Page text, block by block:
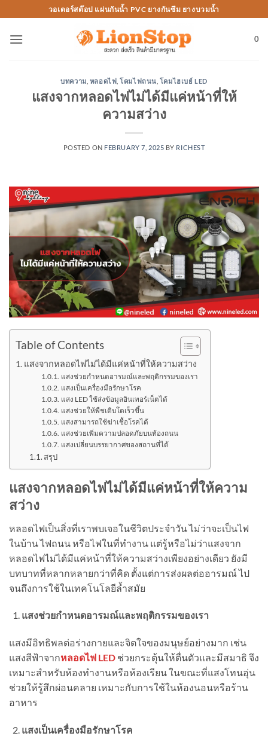
to
content
วอเตอร์สต๊อป แผ่นกันน้ำ PVC ยางกันซึม ยางบวมน้ำ
0
บทความ หลอดไฟ ,โคมไฟถนน โคมไฮเบย์ LED
แสงจากหลอดไฟไม่ได้มีแค่หน้าที่ให้
ความสว่าง
POSTED ON FEBRUARY 7, 2025 BY RICHEST
Table of Contents
แสงจากหลอดไฟไม่ได้มีแค่หน้าที่ให้ความสว่าง
แสงช่วยกำหนดอารมณ์และพฤติกรรมของเรา
แสงเป็นเครื่องมือรักษาโรค
แสง LED ใช้ส่งข้อมูลอินเทอร์เน็ตได้
แสงช่วยให้พืชเติบโตเร็วขึ้น
แสงสามารถใช้ฆ่าเชื้อโรคได้
แสงช่วยเพิ่มความปลอดภัยบนท้องถนน
แสงเปลี่ยนบรรยากาศของสถานที่ได้
สรุป
แสงจากหลอดไฟไม่ได้มีแค่หน้าที่ให้ความ
สว่าง
หลอดไฟเป็นสิ่งที่เราพบเจอในชีวิตประจำวัน ไม่ว่าจะเป็นไฟ
ในบ้าน ไฟถนน หรือไฟในที่ทำงาน แต่รู้หรือไม่ว่าแสงจาก
หลอดไฟไม่ได้มีแค่หน้าที่ให้ความสว่างเพียงอย่างเดียว ยังมี
บทบาทที่หลากหลายกว่าที่คิด ตั้งแต่การส่งผลต่ออารมณ์ ไป
จนถึงการใช้ในเทคโนโลยีล้ำสมัย
แสงช่วยกำหนดอารมณ์และพฤติกรรมของเรา
แสงมีอิทธิพลต่อร่างกายและจิตใจของมนุษย์อย่างมาก เช่น
แสงสีฟ้าจากหลอดไฟ LED ช่วยกระตุ้นให้ตื่นตัวและมีสมาธิ จึง
เหมาะสำหรับห้องทำงานหรือห้องเรียน ในขณะที่แสงโทนอุ่น
ช่วยให้รู้สึกผ่อนคลาย เหมาะกับการใช้ในห้องนอนหรือร้าน
อาหาร
แสงเป็นเครื่องมือรักษาโรค